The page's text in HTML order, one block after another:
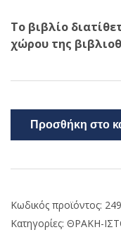
Το βιβλίο
χώρου της
Προσθήκη στο
Κωδικός προϊόντος:
Κατηγορίες: ΘΡΑΚΗ-